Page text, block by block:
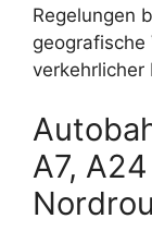
Regelungen
verkehrlicher
A7,